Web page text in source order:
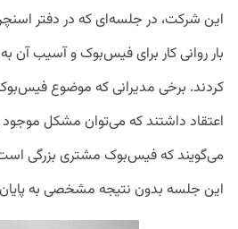
این شرکت، در جلسه‌ای که در دفتر
بار روانی کار برای فیس‌بوک و آسیب آن
کردند. برخی مدیرانی که موضوع فیس‌بوک
اعتقاد داشتند که می‌توان مشکل موجود
می‌گویند که فیس‌بوک مشتری بزرگی است
این جلسه بدون نتیجه مشخصی به